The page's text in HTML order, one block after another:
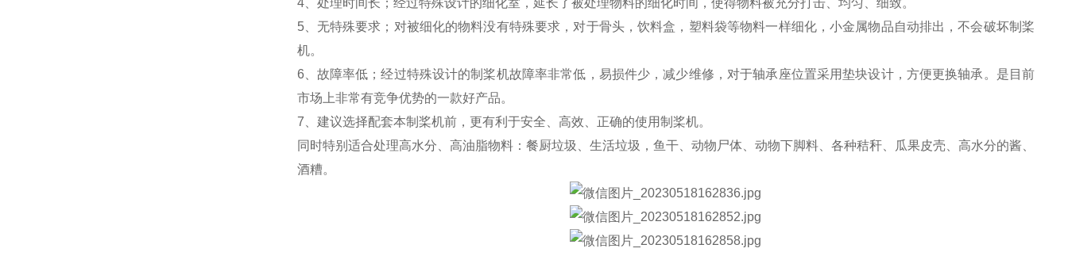
4、处理时间长；经过特殊设计的细化室，延长了被处理物料的细化时间，使得物料被充分打击、均匀、细致。
5、无特殊要求；对被细化的物料没有特殊要求，对于骨头，饮料盒，塑料袋等物料一样细化，小金属物品自动排出，不会破坏制桨
机。
6、故障率低；经过特殊设计的制桨机故障率非常低，易损件少，减少维修，对于轴承座位置采用垫块设计，方便更换轴承。是目前
市场上非常有竞争优势的一款好产品。
7、建议选择配套本制桨机前，更有利于安全、高效、正确的使用制桨机。
同时特别适合处理高水分、高油脂物料：餐厨垃圾、生活垃圾，鱼干、动物尸体、动物下脚料、各种秸秆、瓜果皮壳、高水分的酱、
酒糟。